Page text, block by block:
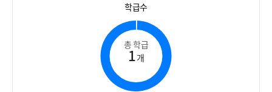
학급수
총 학급
1개